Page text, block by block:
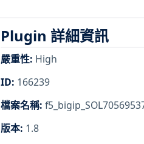
Plugin 詳細資訊
嚴重性: High
ID: 166239
檔案名稱:
版本: 1.8